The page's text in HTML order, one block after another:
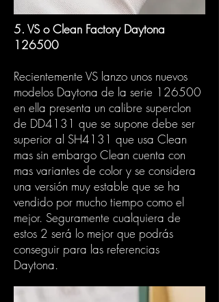
5. VS o Clean Factory Daytona
126500
Recientemente VS lanzo unos nuevos
modelos Daytona de la serie 126500
en ella presenta un calibre superclon
de DD4131 que se supone debe ser
superior al SH4131 que usa Clean
mas sin embargo Clean cuenta con
mas variantes de color y se considera
una versión muy estable que se ha
vendido por mucho tiempo como el
mejor. Seguramente cualquiera de
estos 2 será lo mejor que podrás
conseguir para las referencias
Daytona.